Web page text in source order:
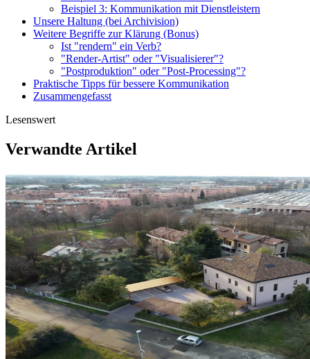
Beispiel 3: Kommunikation mit Dienstleistern
Unsere Haltung (bei Archivision)
Weitere Begriffe zur Klärung (Bonus)
Ist "rendern" ein Verb?
"Render-Artist" oder "Visualisierer"?
"Postproduktion" oder "Post-Processing"?
Praktische Tipps für bessere Kommunikation
Zusammengefasst
Lesenswert
Verwandte Artikel